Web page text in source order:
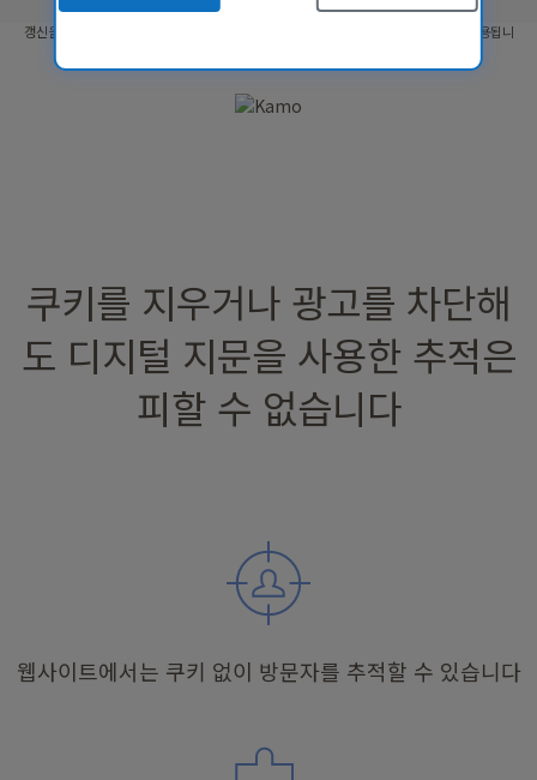
파트너 프로그램
개요
갱신을 취소하지 않는 한 자동으로 갱신됩니다. 가격은 변경될 수 있습니다. 약관이 적용됩니
쿠키를 지우거나 광고를 차단해
도 디지털 지문을 사용한 추적은
피할 수 없습니다
웹사이트에서는 쿠키 없이 방문자를 추적할 수 있습니다